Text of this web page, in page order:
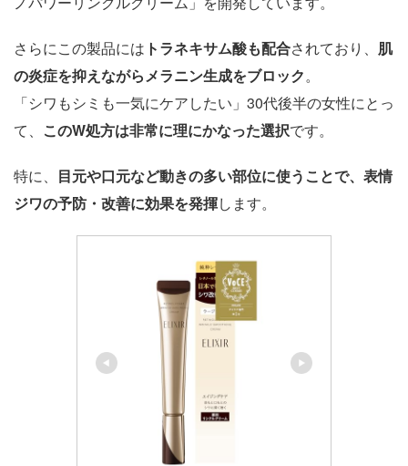
さらにこの製品には トラネキサム酸も配合されており、 肌
の炎症を抑えながらメラニン生成をブロック。
「シワもシミも一気にケアしたい」30代後半の女性にとっ
て、 このW処方は非常に理にかなった選択です。
特に、 目元や口元など動きの多い部位に使うことで、表情
ジワの予防・改善に効果を発揮します。